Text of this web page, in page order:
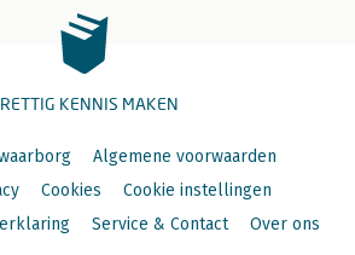
KENNIS MAKEN
Algemene voorwaarden
Cookies
Cookie instellingen
Service & Contact Over ons